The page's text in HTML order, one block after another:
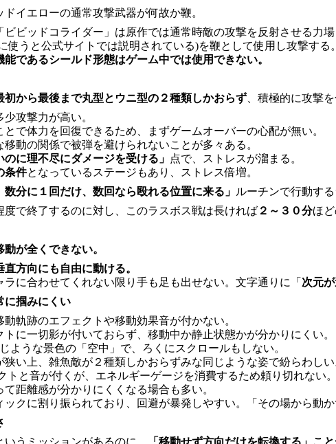
イエローの通常攻撃武器が何故か鞭。
ビビッドコライダー」は原作では通常時敵の攻撃を反射させる力
使うと公式サイトでは説明されている)を鞭として使用し攻撃する。
であるシールド形態はゲーム中では使用できない。
初から最後まで丸型とウニ型の２種類しかおらず 、積極的に攻撃
攻撃力が高い。
で体力を回復できるため、まずゲームオーバーの心配が無い。
動の関係で被弾を避けられないことが多々ある。
のに理不尽にダメージを受ける」 点で、ストレスが溜まる。
条件となっているステージもあり、ストレス倍増。
分に１回だけ、数回なら殴れる位置に来る」 ルーチンで行動する
で終了するのに対し、このラスボス戦は長ければ ２～３０分ほど
が全くできない。
方向にも自由に動ける。
に合わせてくれない限り手も足も出せない。文字通りに「 次元が
に掴みにくい
軌跡のエフェクトや移動効果音が付かない。
に一切影が付いておらず、移動中か静止状態かが分かりにくい。
ような景色の「空中」で、ろくにスクロールもしない。
い上、雑魚敵が２種類しかおらずみな同じような姿で紛らわしい
トと音が付くが、エネルギーゲージを消費するため頼り切れない。
距離感が分かりにくくなる場合も多い。
クに割り振られており、回避が暴発しやすい。「その場から動か
いうミッションがあるのに、
「移動せず方向だけを転換する」こと